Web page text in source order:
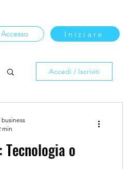
Iniziare
Accesso
Accedi / Iscriviti
o
min